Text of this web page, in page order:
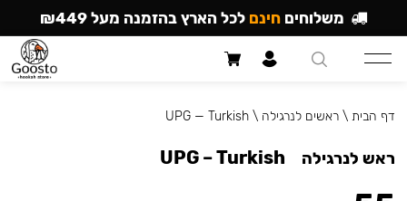
דף הבית \ראשים לנרגילה \
UPG — Turkish
ראש לנרגילה UPG – Turkish
משלוחים חינם לכל הארץ בהזמנה מעל ₪449